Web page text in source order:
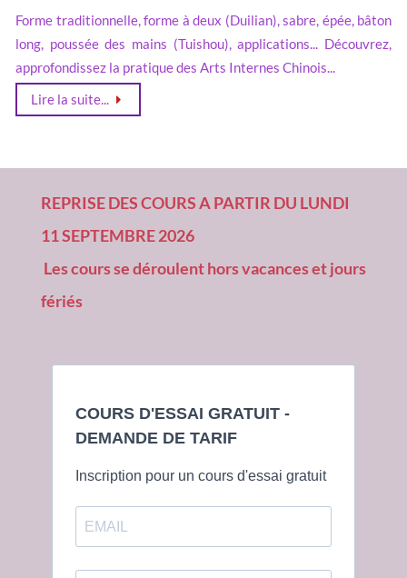
Forme traditionnelle, forme à deux (Duilian), sabre, épée, bâton
long, poussée des mains (Tuishou), applications... Découvrez,
approfondissez la pratique des Arts Internes Chinois...
Lire la suite...
REPRISE DES COURS A PARTIR DU LUNDI
11 SEPTEMBRE 2026
fériés
COURS D'ESSAI GRATUIT -
DEMANDE DE TARIF
Inscription pour un cours d'essai gratuit